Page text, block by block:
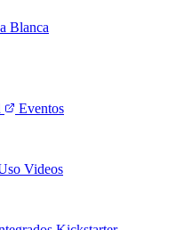
Blanca
Eventos
Videos